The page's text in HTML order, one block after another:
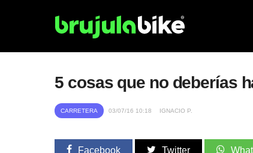
5 cosas que no deberías
CARRETERA 03/07/16 10:18 IGNACIO P.
Facebook Twitter